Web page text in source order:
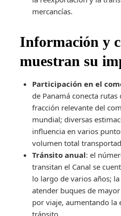
mercancías.
Información y
muestran su
Participación en el
de Panamá conecta
fracción relevante del
mundial; diversas
influencia en varios
volumen total
Tránsito anual: el
transitan el Canal se
lo largo de varios años;
atender buques de
por viaje, aumentando la
tránsito.